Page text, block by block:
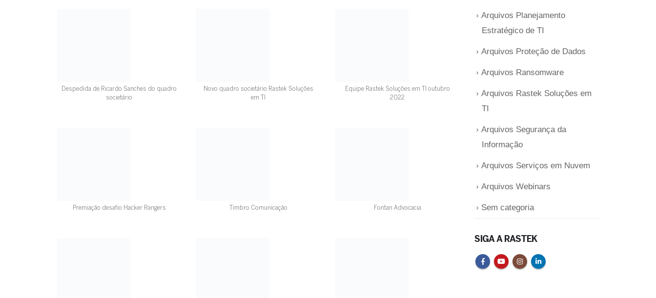
Despedida de Ricardo Sanches do quadro
societário
Novo quadro societário Rastek Soluções
em TI
Equipe Rastek Soluções em TI outubro
2022
Premiação desafio Hacker Rangers Timbro Comunicação Fontan Advocacia
Arquivos Planejamento
Estratégico de TI
Arquivos Proteção de Dados
Arquivos Ransomware
Arquivos Rastek Soluções em
TI
Arquivos Segurança da
Informação
Arquivos Serviços em Nuvem
Arquivos Webinars
Sem categoria
SIGA A RASTEK